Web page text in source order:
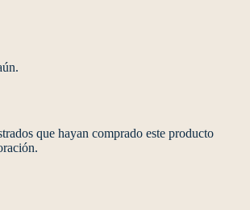
que hayan comprado este producto